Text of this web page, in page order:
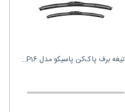
تیغه برف پاک‌کن پاسیکو مدل P16